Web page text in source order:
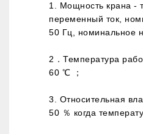
1. Мощность крана -
переменный ток,
50 Гц, номинальное
2．Температура
60 ℃ ；
3. Относительная
50 ％ когда